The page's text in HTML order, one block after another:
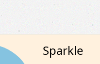
Sparkle